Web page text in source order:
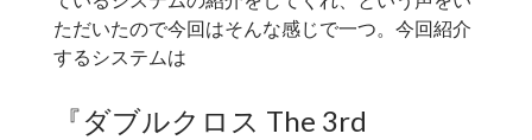
ただいたので今回はそんな感じで一つ。今回紹介
するシステムは
『ダブルクロス The 3rd